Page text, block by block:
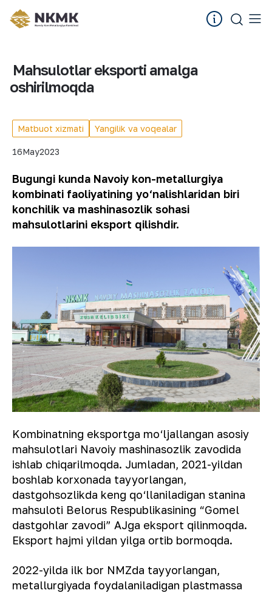
Mahsulotlar eksporti amalga
oshirilmoqda
Matbuot xizmati Yangilik va voqealar
16May2023
Bugungi kunda Navoiy kon-metallurgiya
kombinati faoliyatining yo‘nalishlaridan biri
konchilik va mashinasozlik sohasi
mahsulotlarini eksport qilishdir.
Kombinatning eksportga mo‘ljallangan asosiy
mahsulotlari Navoiy mashinasozlik zavodida
ishlab chiqarilmoqda. Jumladan, 2021-yildan
boshlab korxonada tayyorlangan,
dastgohsozlikda keng qo‘llaniladigan stanina
mahsuloti Belorus Respublikasining “Gomel
dastgohlar zavodi” AJga eksport qilinmoqda.
Eksport hajmi yildan yilga ortib bormoqda.
2022-yilda ilk bor NMZda tayyorlangan,
metallurgiyada foydalaniladigan plastmassa